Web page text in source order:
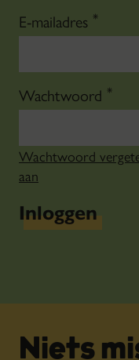
E-mailadres *
Wachtwoord *
Wachtwoord
aan
Inloggen
Niets